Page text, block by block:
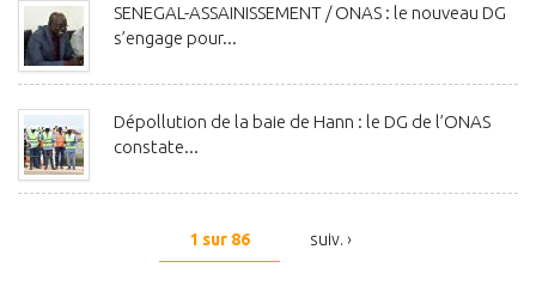
SENEGAL-ASSAINISSEMENT / ONAS : le nouveau DG
s’engage pour...
Dépollution de la baie de Hann : le DG de l’ONAS
constate...
1 sur 86 suiv. ›